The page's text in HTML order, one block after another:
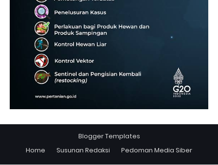
Blogger Templates
Home
Susunan Redaksi Pedoman Media Siber